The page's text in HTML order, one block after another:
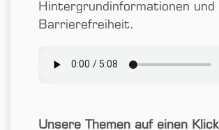
Hintergrund­informationen und
Barrierefreiheit.
Unsere Themen auf einen Klick